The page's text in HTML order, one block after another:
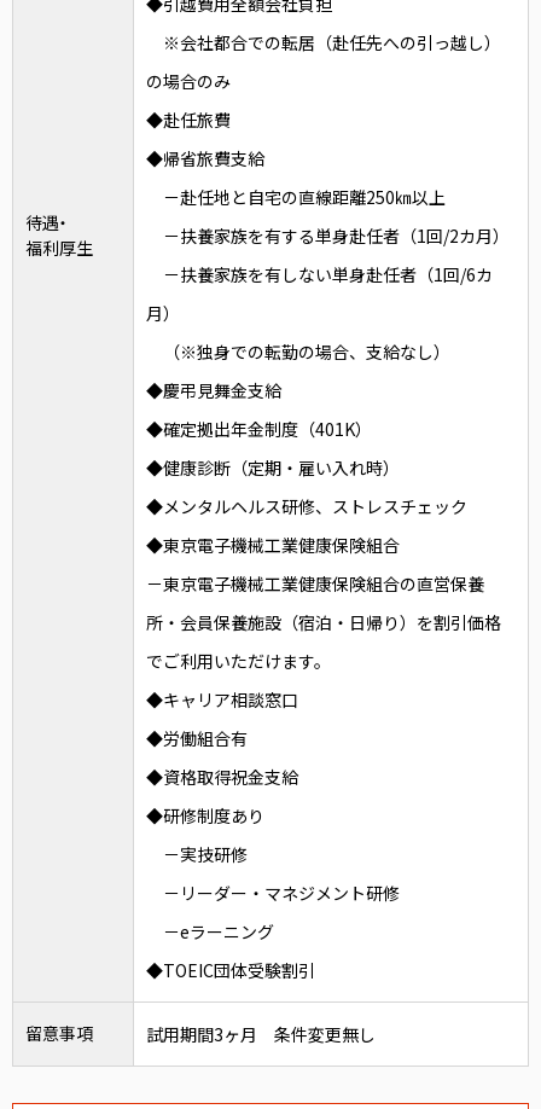
待遇・
福利厚生
※会社都合での転居（赴任先への引っ越し）
の場合のみ
◆赴任旅費
◆帰省旅費支給
－赴任地と自宅の直線距離250㎞以上
－扶養家族を有する単身赴任者（1回/2カ月）
－扶養家族を有しない単身赴任者（1回/6カ
月）
（※独身での転勤の場合、支給なし）
◆慶弔見舞金支給
◆確定拠出年金制度（401K）
◆健康診断（定期・雇い入れ時）
◆メンタルヘルス研修、ストレスチェック
◆東京電子機械工業健康保険組合
－東京電子機械工業健康保険組合の直営保養
所・会員保養施設（宿泊・日帰り）を割引価格
でご利用いただけます。
◆キャリア相談窓口
◆労働組合有
◆資格取得祝金支給
◆研修制度あり
－実技研修
－リーダー・マネジメント研修
－eラーニング
◆TOEIC団体受験割引
留意事項 試用期間3ヶ月 条件変更無し